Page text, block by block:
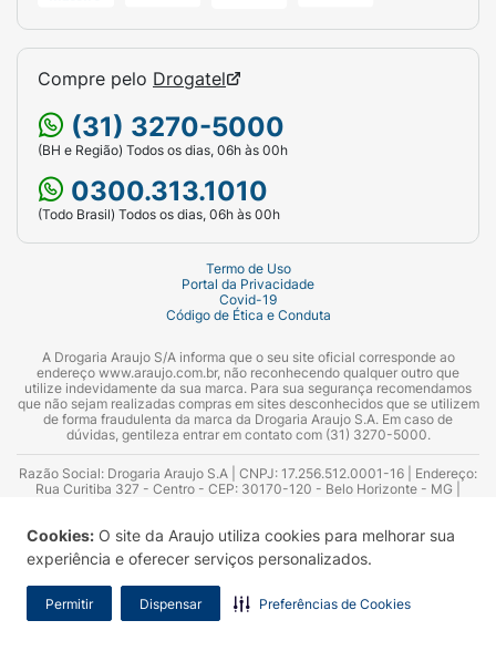
Cookies: O site da Araujo utiliza cookies para melhorar sua
experiência e oferecer serviços personalizados.
Permitir Dispensar Preferências de Cookies
Compre pelo Drogatel
(31) 3270-5000
(BH e Região) Todos os dias, 06h às 00h
0300.313.1010
(Todo Brasil) Todos os dias, 06h às 00h
Termo de Uso
Portal da Privacidade
Covid-19
Código de Ética e Conduta
A Drogaria Araujo S/A informa que o seu site oficial corresponde ao
endereço www.araujo.com.br, não reconhecendo qualquer outro que
utilize indevidamente da sua marca. Para sua segurança recomendamos
que não sejam realizadas compras em sites desconhecidos que se utilizem
de forma fraudulenta da marca da Drogaria Araujo S.A. Em caso de
dúvidas, gentileza entrar em contato com (31) 3270-5000.
Razão Social: Drogaria Araujo S.A | CNPJ: 17.256.512.0001-16 | Endereço:
Rua Curitiba 327 - Centro - CEP: 30170-120 - Belo Horizonte - MG |
Azevedo Guimarães – CRF 10.965 | Yasmin Silva Alvarenga – CRF 52.584 -
Consultor substituto: Thiago Aguiar Pinheiro - CRF Nº 13.748. Alvará
Sanitário: 2025020713 | Autorização de Funcionamento da Empresa (AFE):